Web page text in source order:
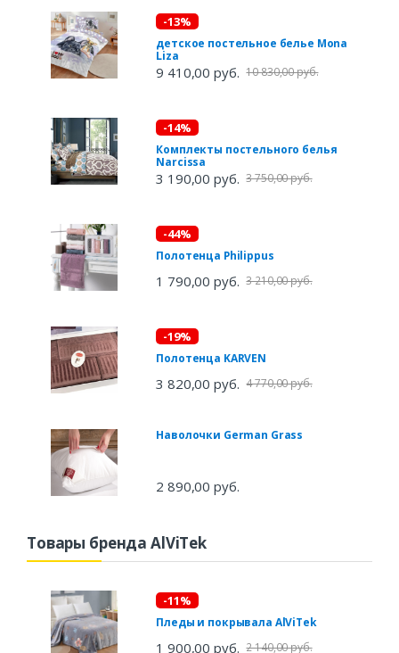
-13%
детское постельное белье Mona
Liza
9 410,00 руб. 10 830,00 руб.
-14%
Комплекты постельного белья
Narcissa
3 190,00 руб. 3 750,00 руб.
-44%
Полотенца Philippus
1 790,00 руб. 3 210,00 руб.
-19%
Полотенца KARVEN
3 820,00 руб. 4 770,00 руб.
Наволочки German Grass
2 890,00 руб.
Товары бренда AlViTek
-11%
Пледы и покрывала AlViTek
1 900,00 руб. 2 140,00 руб.